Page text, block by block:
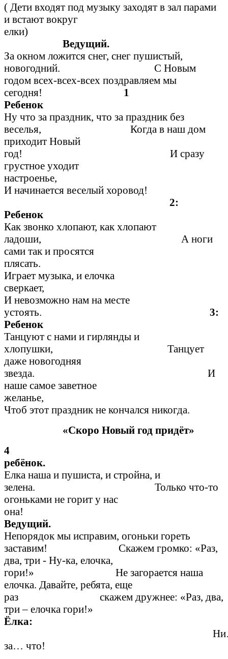
( Дети входят под музыку заходят в зал парами
и встают вокруг
За окном ложится снег, снег пушистый,
новогодний. С Новым
годом всех-всех-всех поздравляем мы
сегодня! 1
Ну что за праздник, что за праздник без
веселья, Когда в наш дом
приходит Новый
год! И сразу
грустное уходит
настроенье,
И начинается веселый хоровод!
2:
Как звонко хлопают, как хлопают
ладоши, А ноги
сами так и просятся
плясать.
Играет музыка, и елочка
сверкает,
И невозможно нам на месте
устоять. 3:
Танцуют с нами и гирлянды и
хлопушки, Танцует
даже новогодняя
звезда. И
наше самое заветное
желанье,
Чтоб этот праздник не кончался никогда.
«Скоро Новый год придёт»
4
Елка наша и пушиста, и стройна, и
зелена. Только что-то
огоньками не горит у нас
она!
Непорядок мы исправим, огоньки гореть
заставим! Скажем громко: «Раз,
два, три - Ну-ка, елочка,
гори!» Не загорается наша
елочка. Давайте, ребята, еще
раз скажем дружнее: «Раз, два,
три – елочка гори!»
Ёлка:
за… что!